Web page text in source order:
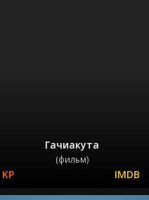
Гачиакута
(фильм)